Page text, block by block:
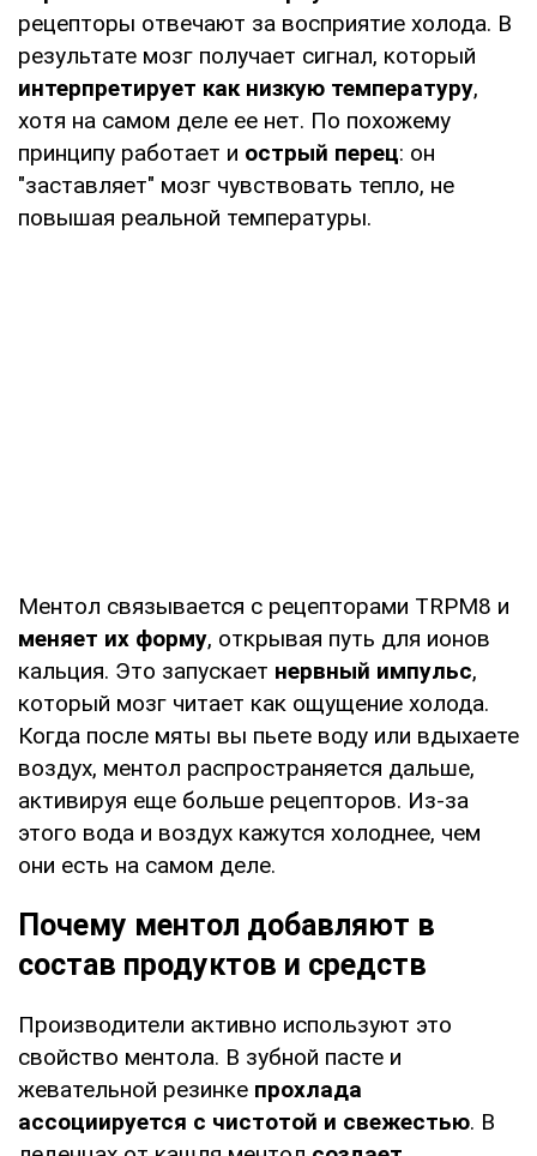
рецепторы отвечают за восприятие холода. В
результате мозг получает сигнал, который
интерпретирует как низкую температуру,
хотя на самом деле ее нет. По похожему
принципу работает и острый перец: он
"заставляет" мозг чувствовать тепло, не
повышая реальной температуры.
Ментол связывается с рецепторами TRPM8 и
меняет их форму, открывая путь для ионов
кальция. Это запускает нервный импульс,
который мозг читает как ощущение холода.
Когда после мяты вы пьете воду или вдыхаете
воздух, ментол распространяется дальше,
активируя еще больше рецепторов. Из-за
этого вода и воздух кажутся холоднее, чем
они есть на самом деле.
Почему ментол добавляют в
состав продуктов и средств
Производители активно используют это
свойство ментола. В зубной пасте и
жевательной резинке прохлада
ассоциируется с чистотой и свежестью. В